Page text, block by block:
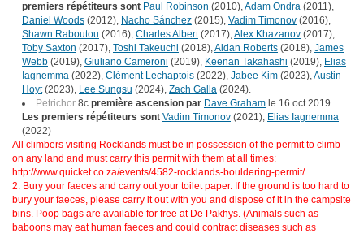
premiers répétiteurs sont Paul Robinson (2010),Adam Ondra (2011),
Daniel Woods (2012), Nacho Sánchez (2015), Vadim Timonov (2016),
Shawn Raboutou (2016), Charles Albert(2017),Alex Khazanov (2017),
Toby Saxton (2017), Toshi Takeuchi (2018),Aidan Roberts (2018), James
Webb (2019), Giuliano Cameroni (2019), Keenan Takahashi (2019), Elias
Iagnemma (2022), Clément Lechaptois (2022), Jabee Kim (2023),Austin
Hoyt(2023), Lee Sungsu (2024), Zach Galla (2024).
Petrichor 8c première ascension par Dave Graham le 16 oct 2019.
Les premiers répétiteurs sont Vadim Timonov (2021), Elias Iagnemma
(2022)
All climbers visiting Rocklands must be in possession of the permit to climb
on any land and must carry this permit with them at all times:
http://www.quicket.co.za/events/4582-rocklands-bouldering-permit/
2. Bury your faeces and carry out your toilet paper. If the ground is too hard to
bury your faeces, please carry it out with you and dispose of it in the campsite
bins. Poop bags are available for free at De Pakhys. (Animals such as
baboons may eat human faeces and could contract diseases such as